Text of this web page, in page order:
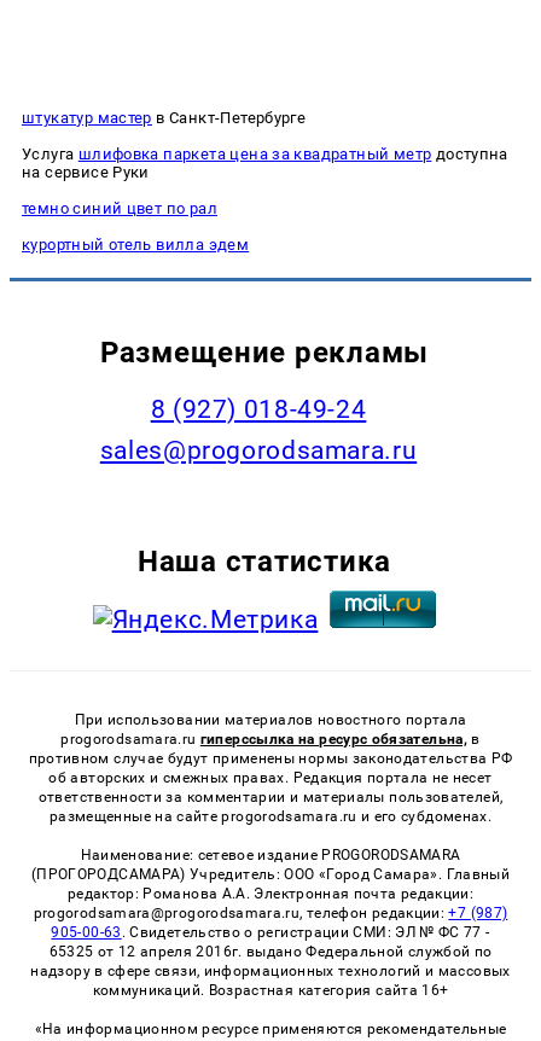
штукатур мастер в Санкт-Петербурге
Услуга шлифовка паркета цена за квадратный метр доступна
на сервисе Руки
темно синий цвет по рал
курортный отель вилла эдем
Размещение рекламы
8 (927) 018-49-24
sales@progorodsamara.ru
Наша статистика
При использовании материалов новостного портала
progorodsamara.ru гиперссылка на ресурс обязательна, в
противном случае будут применены нормы законодательства РФ
об авторских и смежных правах. Редакция портала не несет
ответственности за комментарии и материалы пользователей,
размещенные на сайте progorodsamara.ru и его субдоменах.
Наименование: сетевое издание PROGORODSAMARA
(ПРОГОРОДСАМАРА) Учредитель: ООО «Город Самара». Главный
редактор: Романова А.А. Электронная почта редакции:
progorodsamara@progorodsamara.ru, телефон редакции:+7 (987)
905-00-63 . Свидетельство о регистрации СМИ: ЭЛ № ФС 77 -
65325 от 12 апреля 2016г. выдано Федеральной службой по
надзору в сфере связи, информационных технологий и массовых
коммуникаций. Возрастная категория сайта 16+
«На информационном ресурсе применяются рекомендательные